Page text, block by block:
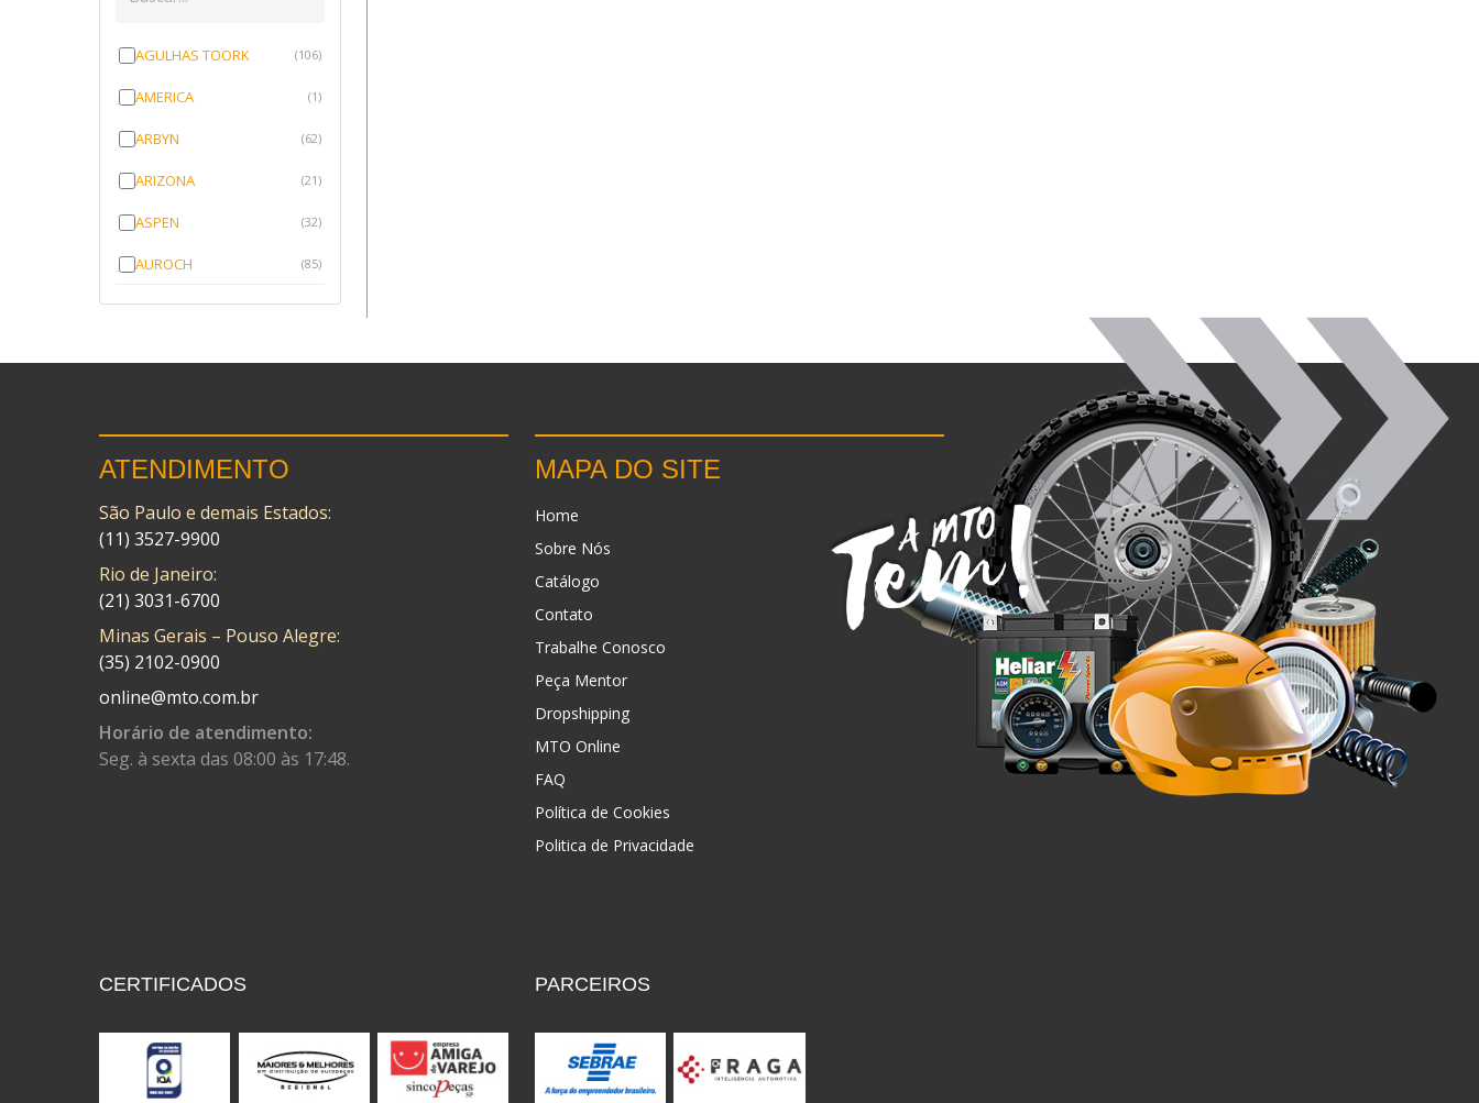
AGULHAS TOORK (106)
AMERICA (1)
ARBYN (62)
ARIZONA (21)
ASPEN (32)
AUROCH (85)
AURORENSE (143)
CAWU (10)
CISER
CMP (10)
COMETA
CONTROL FLEX (92)
CPL IMPORT
DANIDREA (160)
DIVERSOS
DOMINATOR (64)
ATENDIMENTO
São Paulo e demais Estados:
(11) 3527-9900
Rio de Janeiro:
(21) 3031-6700
Minas Gerais – Pouso Alegre:
(35) 2102-0900
online@mto.com.br
Horário de atendimento:
Seg. à sexta das 08:00 às 17:48.
MAPA DO SITE
Home
Sobre Nós
Catálogo
Contato
Trabalhe Conosco
Peça Mentor
Dropshipping
MTO Online
FAQ
Política de Cookies
Politica de Privacidade
CERTIFICADOS PARCEIROS